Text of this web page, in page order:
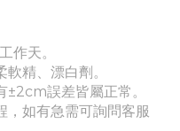
作天。
精、漂白劑。
誤差皆屬正常。
，如有急需可詢問客服